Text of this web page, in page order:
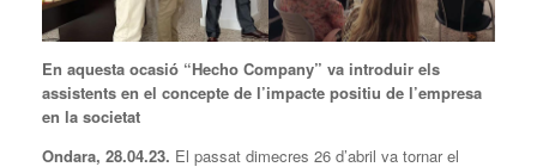
En aquesta ocasió “Hecho Company” va introduir els
assistents en el concepte de l’impacte positiu de l’empresa
en la societat
Ondara, 28.04.23. El passat dimecres 26 d’abril va tornar el